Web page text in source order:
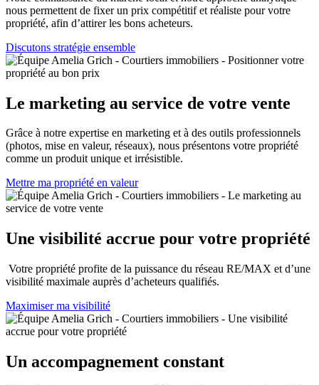
nous permettent de fixer un prix compétitif et réaliste pour votre
propriété, afin d’attirer les bons acheteurs.
Discutons stratégie ensemble
Le marketing au service de votre vente
Grâce à notre expertise en marketing et à des outils professionnels
(photos, mise en valeur, réseaux), nous présentons votre propriété
comme un produit unique et irrésistible.
Mettre ma propriété en valeur
Une visibilité accrue pour votre propriété
Votre propriété profite de la puissance du réseau RE/MAX et d’une
visibilité maximale auprès d’acheteurs qualifiés.
Maximiser ma visibilité
Un accompagnement constant